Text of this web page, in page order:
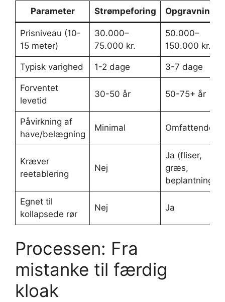
Parameter Strømpeforing Opgravning
Prisniveau (10-
15 meter)
30.000–
75.000 kr.
50.000–
150.000 kr.
Typisk varighed 1-2 dage 3-7 dage
Forventet
levetid
30-50 år 50-75+ år
Påvirkning af
have/belægning
Minimal Omfattende
Kræver
reetablering
Nej
Ja (fliser,
græs,
beplantning)
Egnet til
kollapsede rør
Nej Ja
Processen: Fra
mistanke til færdig
kloak